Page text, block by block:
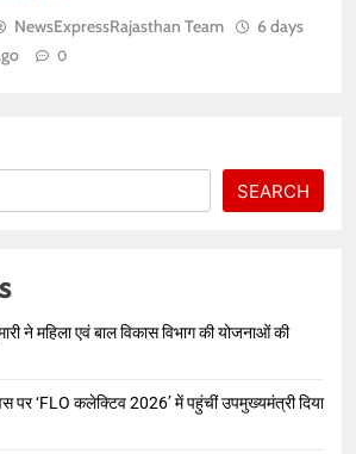
NewsExpressRajasthan Team
6 days
0
SEARCH
ने महिला एवं बाल विकास विभाग की योजनाओं की
पर ‘FLO कलेक्टिव 2026’ में पहुंचीं उपमुख्यमंत्री दिया